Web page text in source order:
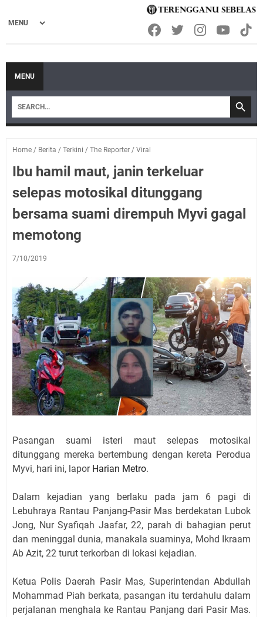
MENU
Home / Berita / Terkini / The Reporter / Viral
Ibu hamil maut, janin terkeluar
selepas motosikal ditunggang
bersama suami dirempuh Myvi gagal
memotong
7/10/2019
Pasangan suami isteri maut selepas motosikal
ditunggang mereka bertembung dengan kereta Perodua
Myvi, hari ini, lapor Harian Metro.
Dalam kejadian yang berlaku pada jam 6 pagi di
Lebuhraya Rantau Panjang-Pasir Mas berdekatan Lubok
Jong, Nur Syafiqah Jaafar, 22, parah di bahagian perut
dan meninggal dunia, manakala suaminya, Mohd Ikraam
Ab Azit, 22 turut terkorban di lokasi kejadian.
Ketua Polis Daerah Pasir Mas, Superintendan Abdullah
Mohammad Piah berkata, pasangan itu terdahulu dalam
perjalanan menghala ke Rantau Panjang dari Pasir Mas.